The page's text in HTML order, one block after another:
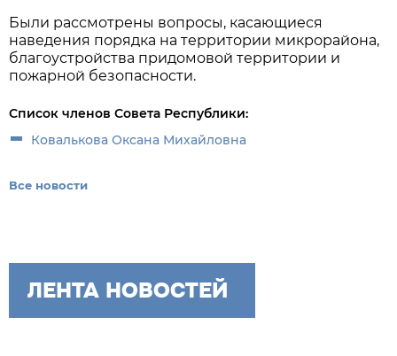
Были рассмотрены вопросы, касающиеся
наведения порядка на территории микрорайона,
благоустройства придомовой территории и
пожарной безопасности.
Список членов Совета Республики:
Ковалькова Оксана Михайловна
Все новости
ЛЕНТА НОВОСТЕЙ